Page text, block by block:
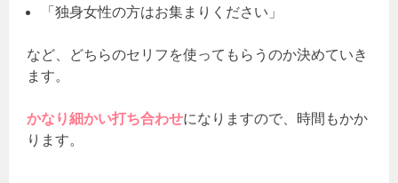
「独身女性の方はお集まりください」
など、どちらのセリフを使ってもらうのか決めていき
ます。
かなり細かい打ち合わせになりますので、時間もかか
ります。